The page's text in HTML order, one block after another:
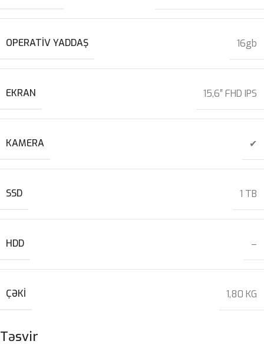
Təsvir
OPERATIV YADDAŞ 16gb
EKRAN 15,6″ FHD IPS
KAMERA ✔
SSD 1 TB
HDD –
ÇƏKI 1,80 KG